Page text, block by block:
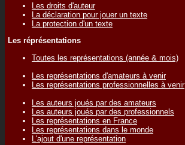
Les droits d'auteur
La déclaration pour jouer un texte
La protection d'un texte
Les réprésentations
Toutes les représentations (année & mois)
Les représentations d'amateurs à venir
Les représentations professionnelles à venir
Les auteurs joués par des amateurs
Les auteurs joués par des professionnels
Les représentations en France
Les représentations dans le monde
L'ajout d'une représentation